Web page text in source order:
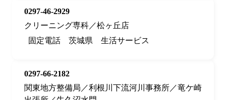
0297-46-2929
クリーニング専科／松ヶ丘店
固定電話
茨城県 生活サービス
0297-66-2182
関東地方整備局／利根川下流河川事務所／竜ケ崎